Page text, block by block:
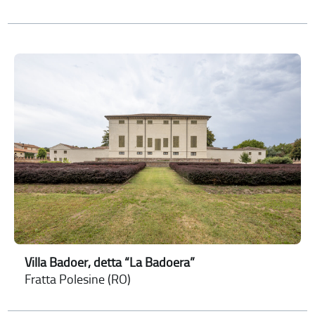
Villa Badoer, detta “La Badoera”
Fratta Polesine (RO)